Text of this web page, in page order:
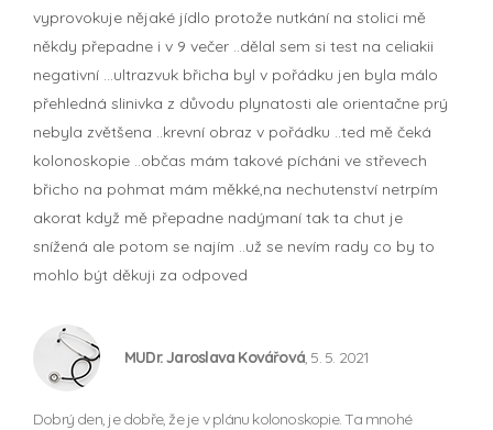
vyprovokuje nějaké jídlo protože nutkání na stolici mě
někdy přepadne i v 9 večer ..dělal sem si test na celiakii
negativní ...ultrazvuk břicha byl v pořádku jen byla málo
přehledná slinivka z důvodu plynatosti ale orientačne prý
nebyla zvětšena ..krevní obraz v pořádku ..ted mě čeká
kolonoskopie ..občas mám takové pícháni ve střevech
břicho na pohmat mám měkké,na nechutenství netrpím
akorat když mě přepadne nadýmaní tak ta chut je
snížená ale potom se najím ..už se nevím rady co by to
mohlo být děkuji za odpoved
MUDr. Jaroslava Kovářová, 5. 5. 2021
Dobrý den, je dobře, že je v plánu kolonoskopie. Ta mnohé